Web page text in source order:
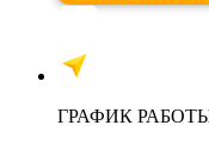
ГРАФИК